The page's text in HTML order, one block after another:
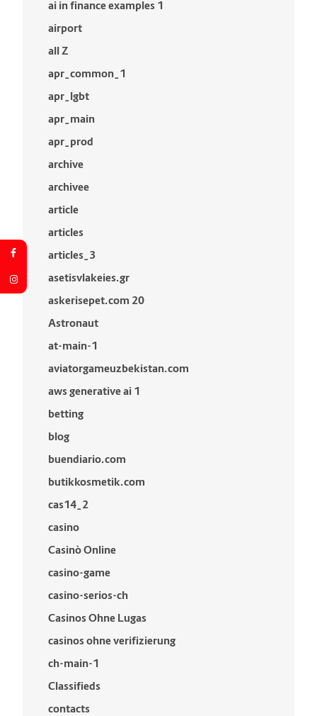
ai in finance examples 1
airport
all Z
apr_common_1
apr_lgbt
apr_main
apr_prod
archive
archivee
article
articles
articles_3
asetisvlakeies.gr
askerisepet.com 20
Astronaut
at-main-1
aviatorgameuzbekistan.com
aws generative ai 1
betting
blog
buendiario.com
butikkosmetik.com
cas14_2
casino
Casinò Online
casino-game
casino-serios-ch
Casinos Ohne Lugas
casinos ohne verifizierung
ch-main-1
Classifieds
contacts